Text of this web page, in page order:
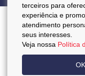
terceiros para
experiência e
atendimento
seus interesses.
Veja nossa Política
OK
Preços mencionados
Copyright © 2026 - Kasa
:: CRECI: